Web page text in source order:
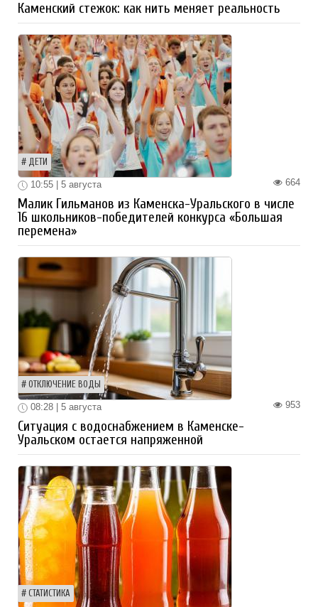
Каменский стежок: как нить меняет реальность
ДЕТИ
664
10:55 | 5 августа
Малик Гильманов из Каменска-Уральского в числе
16 школьников-победителей конкурса «Большая
перемена»
ОТКЛЮЧЕНИЕ ВОДЫ
953
08:28 | 5 августа
Ситуация с водоснабжением в Каменске-
Уральском остается напряженной
СТАТИСТИКА